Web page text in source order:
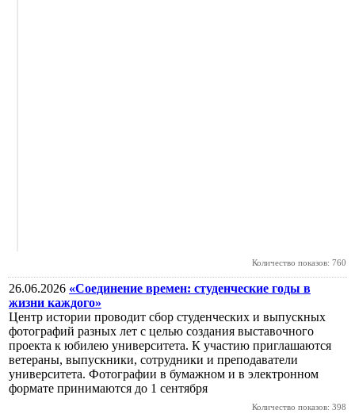
Количество показов: 760
26.06.2026 «Соединение времен: студенческие годы в
жизни каждого»
Центр истории проводит сбор студенческих и выпускных
фотографий разных лет с целью создания выставочного
проекта к юбилею университета. К участию приглашаются
ветераны, выпускники, сотрудники и преподаватели
университета. Фотографии в бумажном и в электронном
формате принимаются до 1 сентября
Количество показов: 398